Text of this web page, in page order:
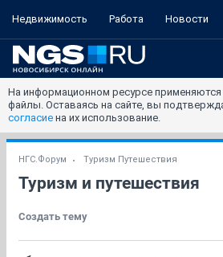
Недвижимость Работа Новости
На информационном ресурсе
файлы. Оставаясь на сайте, вы
согласие на их использование.
НГС.Форум Туризм Путешествия
Туризм и путешествия
Создать тему